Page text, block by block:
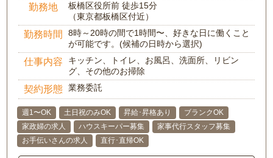
勤務地
板橋区役所前 徒歩15分
（東京都板橋区付近）
勤務時間
8時～20時の間で1時間〜、好きな日に働くこと
が可能です。(候補の日時から選択)
仕事内容
キッチン、トイレ、お風呂、洗面所、リビン
グ、その他のお掃除
契約形態 業務委託
週1〜OK 土日祝のみOK 昇給･昇格あり
ブランクOK
家政婦の求人
ハウスキーパー募集
家事代行スタッフ募集
お手伝いさんの求人
直行･直帰OK